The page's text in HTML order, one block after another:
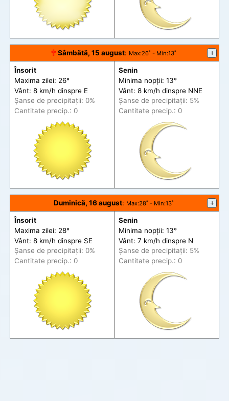
🕆 Sâmbătă, 15 august: Max:26˚ - Min:13˚ +
Însorit
Maxima zilei: 26°
Vânt: 8 km/h dinspre E
Șanse de precipitații: 0%
Cantitate precip.: 0
Senin
Minima nopții: 13°
Vânt: 8 km/h dinspre NNE
Șanse de precipitații: 5%
Cantitate precip.: 0
Duminică, 16 august: Max:28˚ - Min:13˚ +
Însorit
Maxima zilei: 28°
Vânt: 8 km/h dinspre SE
Șanse de precipitații: 0%
Cantitate precip.: 0
Senin
Minima nopții: 13°
Vânt: 7 km/h dinspre N
Șanse de precipitații: 5%
Cantitate precip.: 0